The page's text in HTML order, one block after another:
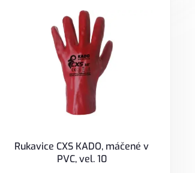
Rukavice CXS KADO, máčené v
PVC, vel. 10